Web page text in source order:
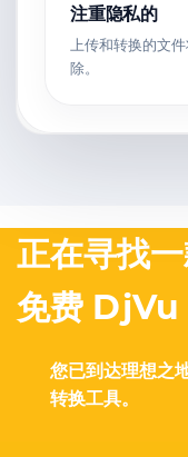
注重隐私的
上传和转换的文
除。
正在寻找
免费 DjVu
您已到达理想之
转换工具。